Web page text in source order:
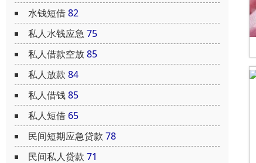
水钱短借82
私人水钱应急75
私人借款空放85
私人放款 84
私人借钱85
私人短借 65
民间短期应急贷款 78
民间私人贷款 71